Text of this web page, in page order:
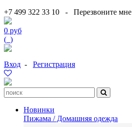
+7 499 322 33 10 - Перезвоните мне
0 руб
( )
Вход - Регистрация
Новинки
Пижама / Домашняя одежда